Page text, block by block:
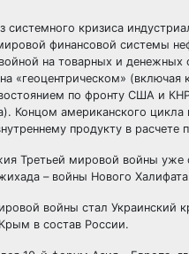
системного кризиса
финансовой системы
на товарных и денежных
«геоцентрическом» (включая
по фронту США и
Концом американского
продукту в расчете
Третьей мировой войны уже
– войны Нового
войны стал
в состав России.